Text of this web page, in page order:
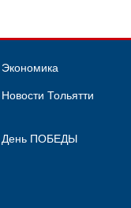
Экономика
Новости Тольятти
День ПОБЕДЫ